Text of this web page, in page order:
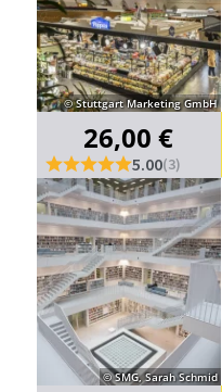
© Stuttgart Marketing GmbH
26,00 €
5.00(3)
© SMG, Sarah Schmid